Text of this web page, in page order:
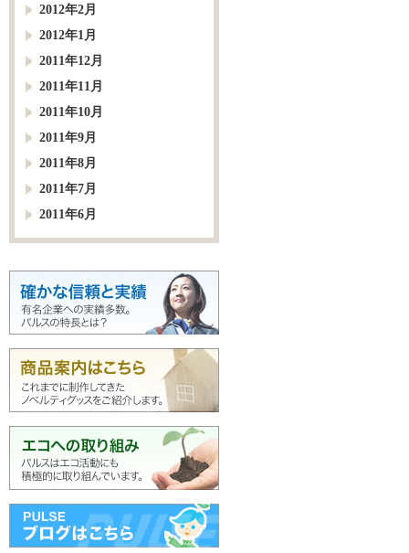
2012年2月
2012年1月
2011年12月
2011年11月
2011年10月
2011年9月
2011年8月
2011年7月
2011年6月